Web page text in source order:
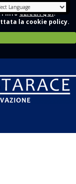
infoCLICCA QUI.
la cookie policy.